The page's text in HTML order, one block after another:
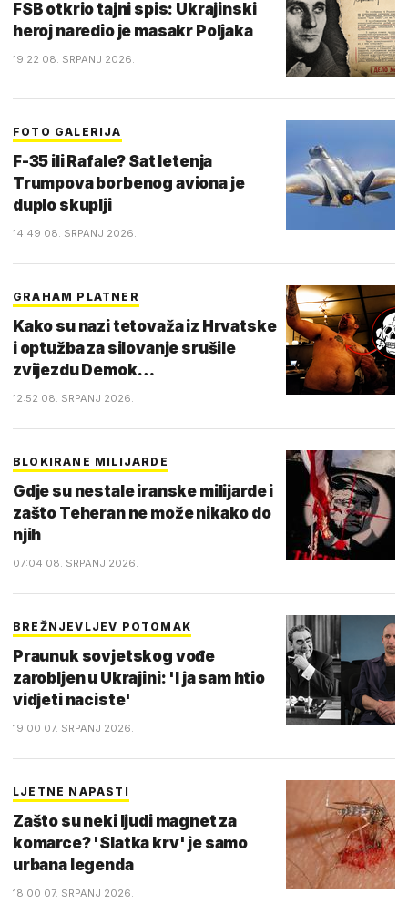
FSB otkrio tajni spis: Ukrajinski
heroj naredio je masakr Poljaka
19:22 08. SRPANJ 2026.
FOTO GALERIJA
F-35 ili Rafale? Sat letenja
Trumpova borbenog aviona je
duplo skuplji
14:49 08. SRPANJ 2026.
GRAHAM PLATNER
Kako su nazi tetovaža iz Hrvatske
i optužba za silovanje srušile
zvijezdu Demok…
12:52 08. SRPANJ 2026.
BLOKIRANE MILIJARDE
Gdje su nestale iranske milijarde i
zašto Teheran ne može nikako do
njih
07:04 08. SRPANJ 2026.
BREŽNJEVLJEV POTOMAK
Praunuk sovjetskog vođe
zarobljen u Ukrajini: 'I ja sam htio
vidjeti naciste'
19:00 07. SRPANJ 2026.
LJETNE NAPASTI
Zašto su neki ljudi magnet za
komarce? 'Slatka krv' je samo
urbana legenda
18:00 07. SRPANJ 2026.